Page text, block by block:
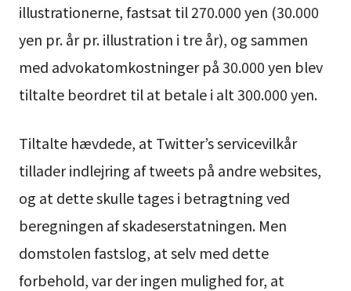
illustrationerne, fastsat til 270.000 yen (30.000
yen pr. år pr. illustration i tre år), og sammen
med advokatomkostninger på 30.000 yen blev
tiltalte beordret til at betale i alt 300.000 yen.
Tiltalte hævdede, at Twitter’s servicevilkår
tillader indlejring af tweets på andre websites,
og at dette skulle tages i betragtning ved
beregningen af skadeserstatningen. Men
domstolen fastslog, at selv med dette
forbehold, var der ingen mulighed for, at